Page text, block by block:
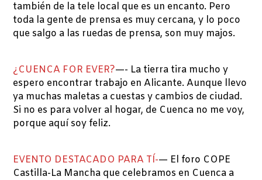
también de la tele local que es un encanto. Pero
toda la gente de prensa es muy cercana, y lo poco
que salgo a las ruedas de prensa, son muy majos.
¿CUENCA FOR EVER?—- La tierra tira mucho y
espero encontrar trabajo en Alicante. Aunque llevo
ya muchas maletas a cuestas y cambios de ciudad.
Si no es para volver al hogar, de Cuenca no me voy,
porque aquí soy feliz.
EVENTO DESTACADO PARA TÍ-— El foro COPE
Castilla-La Mancha que celebramos en Cuenca a